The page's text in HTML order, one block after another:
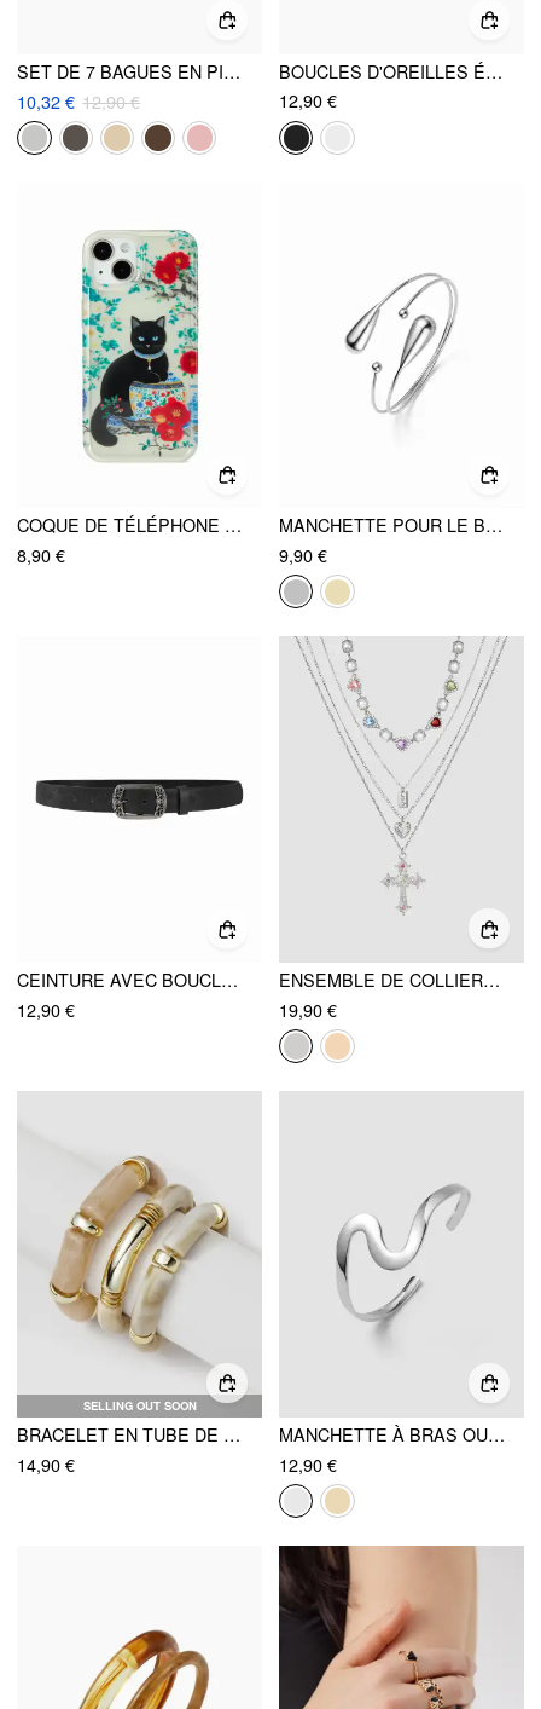
SET DE 7 BAGUES EN PIERRE PRÉCIEUSE, STRASS ET FEUILLES
10,32 € 12,90 €
BOUCLES D'OREILLES ÉTOILE
12,90 €
COQUE DE TÉLÉPHONE CHAT, FLEUR ET TASSE
8,90 €
MANCHETTE POUR LE BRAS EN FORME DE GOUTTE D'EAU
9,90 €
CEINTURE AVEC BOUCLE GRAVÉE
12,90 €
ENSEMBLE DE COLLIERS À PENDENTIFS CROIX, CŒUR, CARRÉ, RHINESTONES ET FAUX PERLES, 4 PIÈCES
19,90 €
SELLING OUT SOON
BRACELET EN TUBE DE BAMBOU À TEXTURE DE MARBRE
14,90 €
MANCHETTE À BRAS OUVERT EN VAGUE
12,90 €